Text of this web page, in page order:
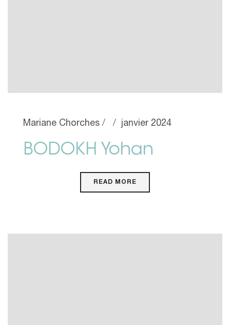
Mariane Chorches janvier 2024
BODOKH Yohan
READ MORE